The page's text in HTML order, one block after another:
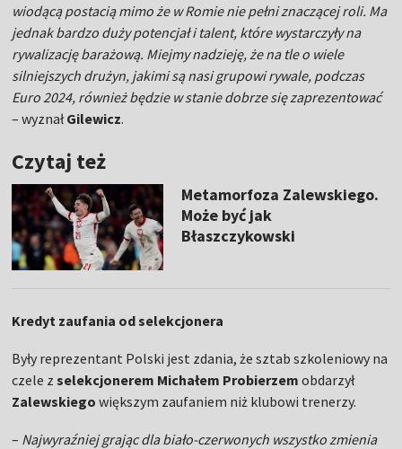
wiodącą postacią mimo że w Romie nie pełni znaczącej roli. Ma
jednak bardzo duży potencjał i talent, które wystarczyły na
rywalizację barażową. Miejmy nadzieję, że na tle o wiele
silniejszych drużyn, jakimi są nasi grupowi rywale, podczas
Euro 2024, również będzie w stanie dobrze się zaprezentować
– wyznałGilewicz.
Czytaj też
Metamorfoza Zalewskiego.
Może być jak
Błaszczykowski
Kredyt zaufania od selekcjonera
Były reprezentant Polski jest zdania, że sztab szkoleniowy na
czele zselekcjonerem Michałem Probierzemobdarzył
Zalewskiegowiększym zaufaniem niż klubowi trenerzy.
– Najwyraźniej grając dla biało-czerwonych wszystko zmienia